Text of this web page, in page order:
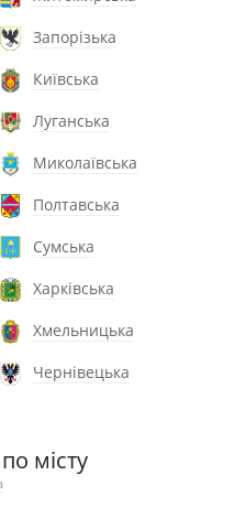
Запорізька
Київська
Луганська
Миколаївська
Полтавська
Сумська
Харківська
Хмельницька
Чернівецька
місту